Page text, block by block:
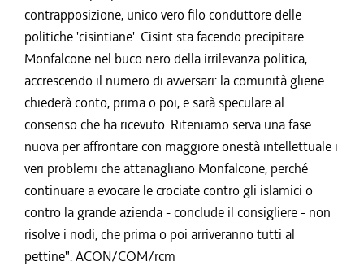
contrapposizione, unico vero filo conduttore delle
politiche 'cisintiane'. Cisint sta facendo precipitare
Monfalcone nel buco nero della irrilevanza politica,
accrescendo il numero di avversari: la comunità gliene
chiederà conto, prima o poi, e sarà speculare al
consenso che ha ricevuto. Riteniamo serva una fase
nuova per affrontare con maggiore onestà intellettuale i
veri problemi che attanagliano Monfalcone, perché
continuare a evocare le crociate contro gli islamici o
contro la grande azienda - conclude il consigliere - non
risolve i nodi, che prima o poi arriveranno tutti al
pettine". ACON/COM/rcm